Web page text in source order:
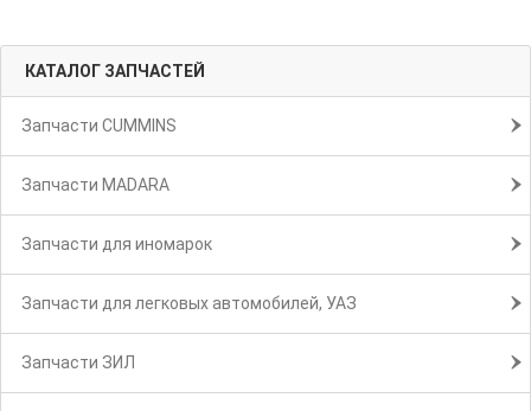
КАТАЛОГ ЗАПЧАСТЕЙ
Запчасти CUMMINS
Запчасти MADARA
Запчасти для иномарок
Запчасти для легковых автомобилей, УАЗ
Запчасти ЗИЛ